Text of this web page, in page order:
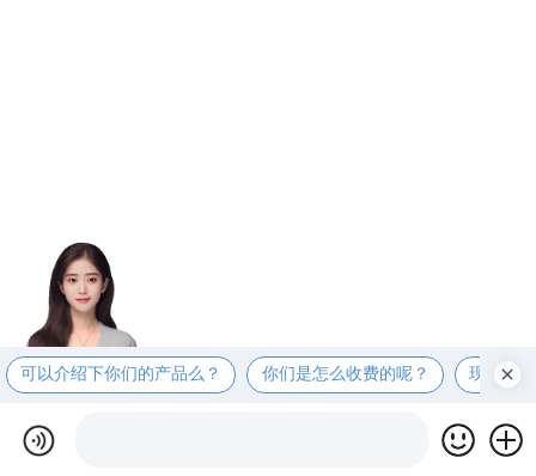
可以介绍下你们的产品么？ 你们是怎么收费的呢？ 现在有